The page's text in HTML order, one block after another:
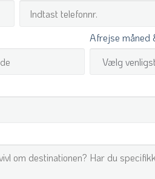
Afrejse måned